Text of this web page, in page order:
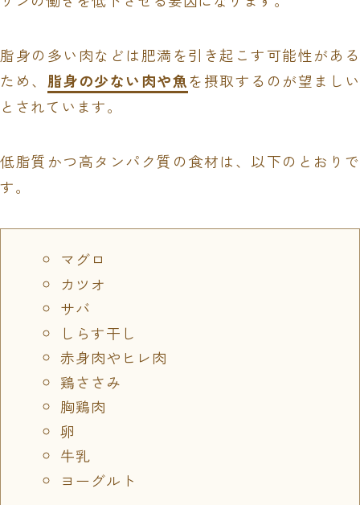
脂身の多い肉などは肥満を引き起こす可能性がある
ため、 脂身の少ない肉や魚を摂取するのが望ましい
とされています。
低脂質かつ高タンパク質の食材は、以下のとおりで
す。
マグロ
カツオ
サバ
しらす干し
赤身肉やヒレ肉
鶏ささみ
胸鶏肉
卵
牛乳
ヨーグルト